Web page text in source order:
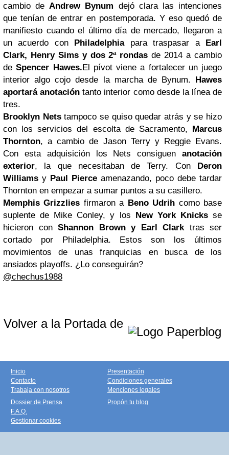
cambio deAndrew Bynum dejó clara las intenciones
que tenían de entrar en postemporada. Y eso quedó de
manifiesto cuando el último día de mercado, llegaron a
un acuerdo con Philadelphiapara traspasar aEarl
Clark, Henry Sims y dos 2ª rondas de 2014 a cambio
deSpencer Hawes.El pívot viene a fortalecer un juego
interior algo cojo desde la marcha de Bynum. Hawes
aportará anotacióntanto interior como desde la línea de
tres.
Brooklyn Netstampoco se quiso quedar atrás y se hizo
con los servicios del escolta de Sacramento, Marcus
Thornton, a cambio de Jason Terry y Reggie Evans.
Con esta adquisición los Nets consiguen anotación
exterior, la que necesitaban de Terry. Con Deron
Williams y Paul Pierce amenazando, poco debe tardar
Thornton en empezar a sumar puntos a su casillero.
Memphis Grizzlies firmaron a Beno Udrih como base
suplente de Mike Conley, y los New YorkKnicksse
hicieron con Shannon Brown y Earl Clarktras ser
cortado por Philadelphia. Estos son los últimos
movimientos de unas franquicias en busca de los
ansiados playoffs. ¿Lo conseguirán?
@chechus1988
Volver a la Portada de
Inicio
Contacto
Trabaja con nosotros
Presentación
Condiciones generales
Menciones legales
Dossier de Prensa
F.A.Q.
Gestionar cookies
Propón tu blog